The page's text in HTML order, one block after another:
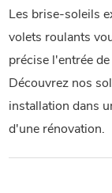
Les brise-soleils
volets roulants
précise l'entrée
Découvrez nos
installation dans
d'une rénovation.